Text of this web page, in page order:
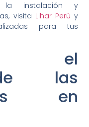
instalación y
visita Lihar Perú y
para tus
el
las
en